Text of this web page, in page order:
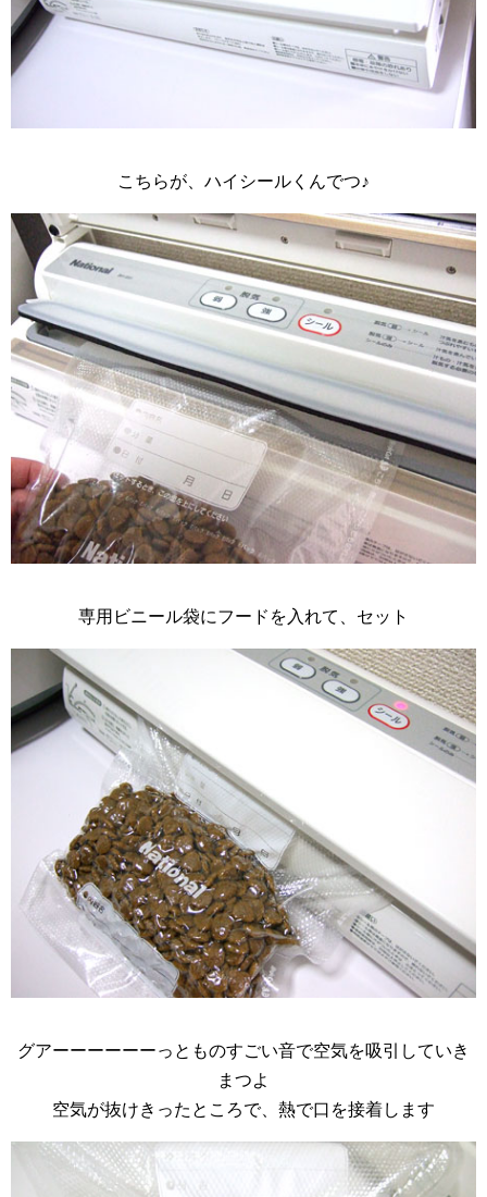
こちらが、ハイシールくんでつ♪
専用ビニール袋にフードを入れて、セット
グアーーーーーーっ とものすごい音で空気を吸引していき
まつよ
空気が抜けきったところで、熱で口を接着します